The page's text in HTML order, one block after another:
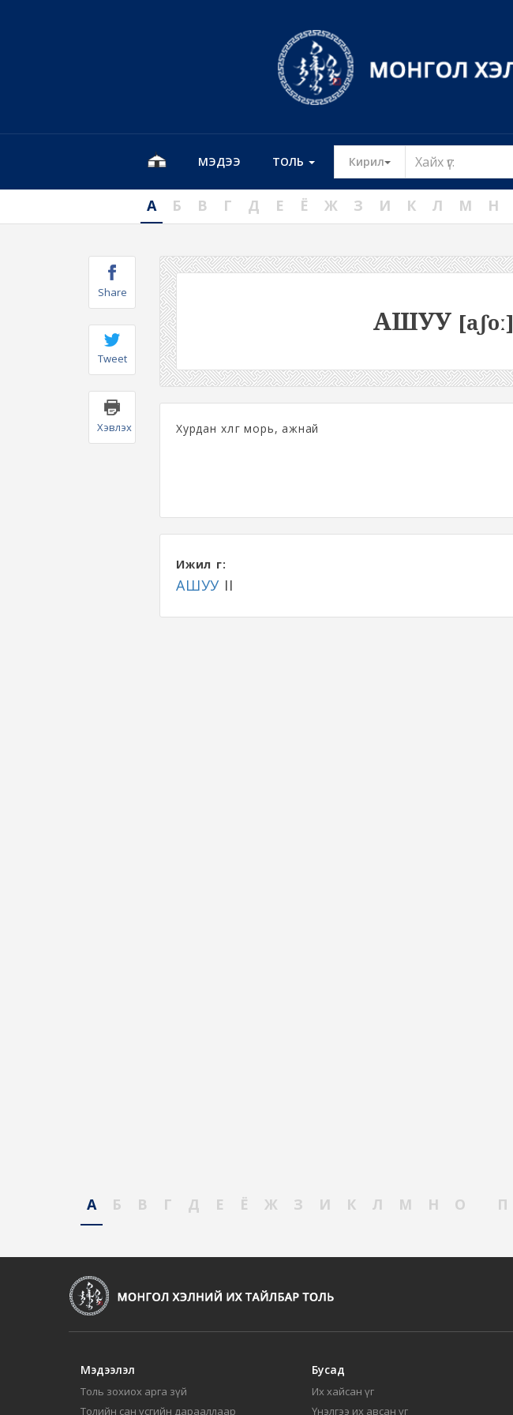
МЭДЭЭ ТОЛЬ Кирил Toggle Dropdown
А Б В Г Д Е Ё Ж З И К Л М Н
Share
Tweet
Хэвлэх
АШУУ [aʃoː]
Хурдан хөлөг морь, ажнай
Ижил үг:
АШУУ II
А Б В Г Д Е Ё Ж З И К Л М Н О П
Мэдээлэл
Толь зохиох арга зүй
Толийн сан үсгийн дарааллаар
Бусад
Их хайсан үг
Үнэлгээ их авсан үг